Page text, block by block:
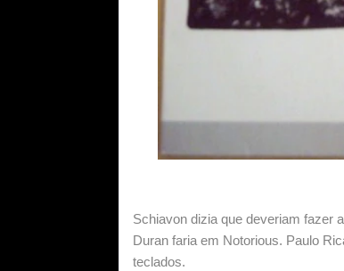
Schiavon dizia que deveriam fazer
Duran faria em Notorious. Paulo
teclados.